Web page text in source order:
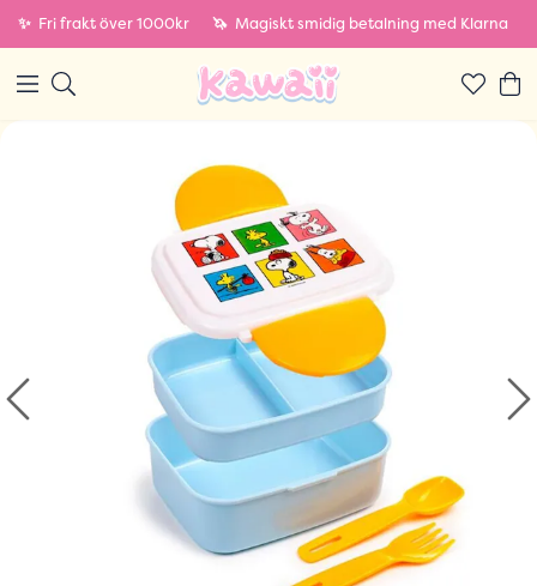
✨ Fri frakt över 1000kr 🦄 Magiskt smidig betalning med Klarna